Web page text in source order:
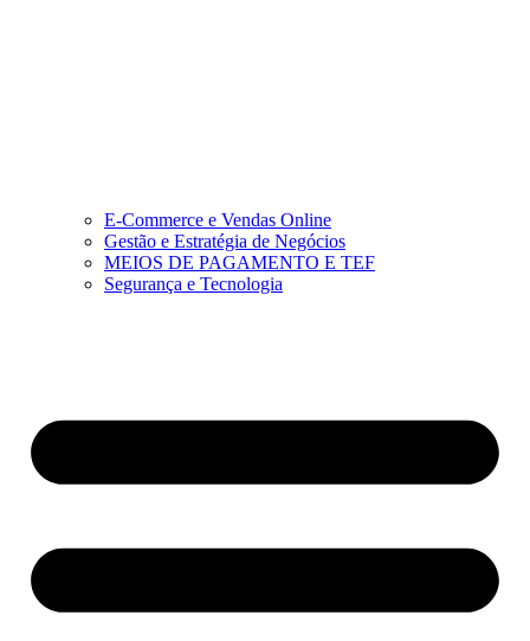
E-Commerce e Vendas Online
Gestão e Estratégia de Negócios
MEIOS DE PAGAMENTO E TEF
Segurança e Tecnologia